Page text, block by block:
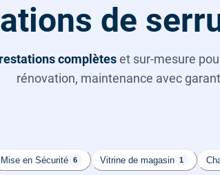
de
complèteset sur-mesure
rénovation, maintenance avec
Mise en Sécurité 6 Vitrine de magasin 1